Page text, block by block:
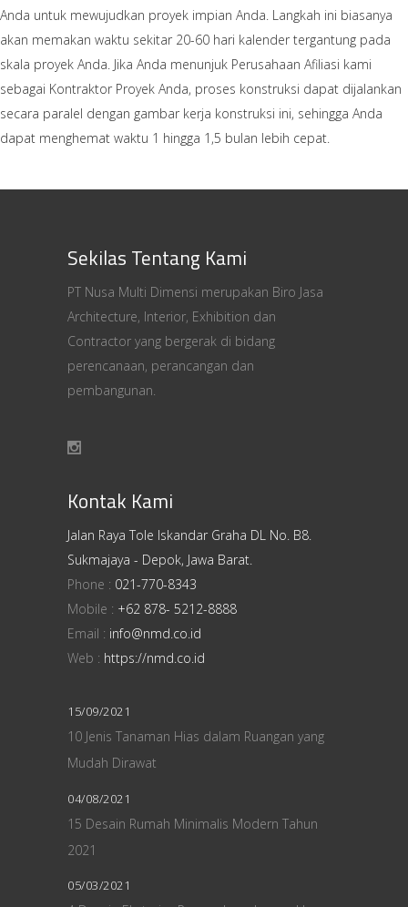
Anda untuk mewujudkan proyek impian Anda. Langkah ini biasanya
akan memakan waktu sekitar 20-60 hari kalender tergantung pada
skala proyek Anda. Jika Anda menunjuk Perusahaan Afiliasi kami
sebagai Kontraktor Proyek Anda, proses konstruksi dapat dijalankan
secara paralel dengan gambar kerja konstruksi ini, sehingga Anda
dapat menghemat waktu 1 hingga 1,5 bulan lebih cepat.
Sekilas Tentang Kami
PT Nusa Multi Dimensi merupakan Biro Jasa
Architecture, Interior, Exhibition dan
Contractor yang bergerak di bidang
perencanaan, perancangan dan
pembangunan.
Kontak Kami
Jalan Raya Tole Iskandar Graha DL No. B8.
Sukmajaya - Depok, Jawa Barat.
Phone : 021-770-8343
Mobile : +62 878- 5212-8888
Email : info@nmd.co.id
Web : https://nmd.co.id
15/09/2021
10 Jenis Tanaman Hias dalam Ruangan yang
Mudah Dirawat
04/08/2021
15 Desain Rumah Minimalis Modern Tahun
2021
05/03/2021